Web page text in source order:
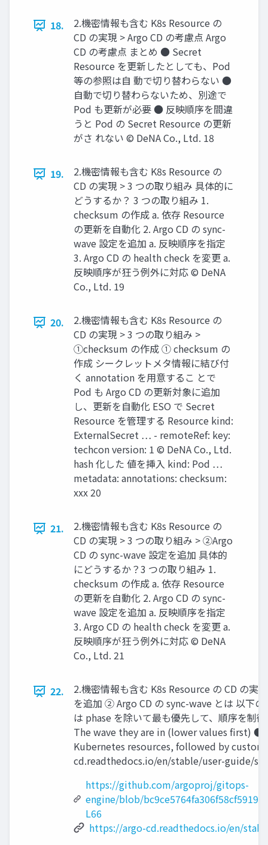
18.
2.機密情報も含む K8s Resource の
CD の実現 > Argo CD の考慮点 Argo
CD の考慮点 まとめ ● Secret
Resource を更新したとしても、Pod
等の参照は⾃ 動で切り替わらない ●
⾃動で切り替わらないため、別途で
Pod も更新が必要 ● 反映順序を間違
うと Pod の Secret Resource の更新
がさ れない © DeNA Co., Ltd. 18
19.
2.機密情報も含む K8s Resource の
CD の実現 > 3 つの取り組み 具体的に
どうするか？ 3 つの取り組み 1.
checksum の作成 a. 依存 Resource
の更新を⾃動化 2. Argo CD の sync-
wave 設定を追加 a. 反映順序を指定
3. Argo CD の health check を変更 a.
反映順序が狂う例外に対応 © DeNA
Co., Ltd. 19
20.
2.機密情報も含む K8s Resource の
CD の実現 > 3 つの取り組み >
①checksum の作成 ① checksum の
作成 シークレットメタ情報に結び付
く annotation を⽤意するこ とで
Pod も Argo CD の更新対象に追加
し、更新を⾃動化 ESO で Secret
Resource を管理する Resource kind:
ExternalSecret … - remoteRef: key:
techcon version: 1 © DeNA Co., Ltd.
hash 化した 値を挿⼊ kind: Pod …
metadata: annotations: checksum:
xxx 20
21.
2.機密情報も含む K8s Resource の
CD の実現 > 3 つの取り組み > ②Argo
CD の sync-wave 設定を追加 具体的
にどうするか？3 つの取り組み 1.
checksum の作成 a. 依存 Resource
の更新を⾃動化 2. Argo CD の sync-
wave 設定を追加 a. 反映順序を指定
3. Argo CD の health check を変更 a.
反映順序が狂う例外に対応 © DeNA
Co., Ltd. 21
22.
2.機密情報も含む K8s Resource の CD の実
を追加 ② Argo CD の sync-wave とは 以下
は phase を除いて最も優先して、順序を
The wave they are in (lower values first) ●
Kubernetes resources, followed by
cd.readthedocs.io/en/stable/user-guide/
https://github.com/argoproj/gitops-
engine/blob/
L66
https://argo-cd.readthedocs.io/en/